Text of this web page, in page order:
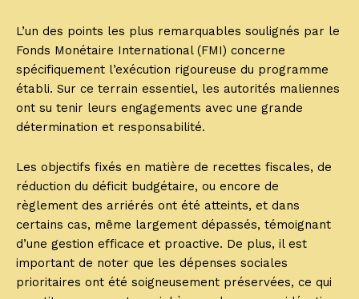
L’un des points les plus remarquables soulignés par le
Fonds Monétaire International (FMI) concerne
spécifiquement l’exécution rigoureuse du programme
établi. Sur ce terrain essentiel, les autorités maliennes
ont su tenir leurs engagements avec une grande
détermination et responsabilité.
Les objectifs fixés en matière de recettes fiscales, de
réduction du déficit budgétaire, ou encore de
règlement des arriérés ont été atteints, et dans
certains cas, même largement dépassés, témoignant
d’une gestion efficace et proactive. De plus, il est
important de noter que les dépenses sociales
prioritaires ont été soigneusement préservées, ce qui